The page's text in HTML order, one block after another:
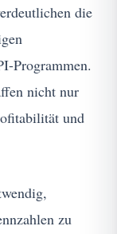
die
Programmen.
nicht nur
und
zu